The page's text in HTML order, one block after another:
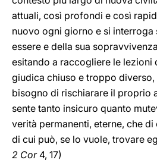
attuali, così profondi e così
nuovo ogni giorno e si interroga
essere e della sua
esitando a raccogliere le lezioni
giudica chiuso e troppo diverso,
bisogno di rischiarare il proprio
sente tanto insicuro quanto
verità permanenti, eterne, che
di cui può, se lo vuole, trovare
2 Cor4, 17)